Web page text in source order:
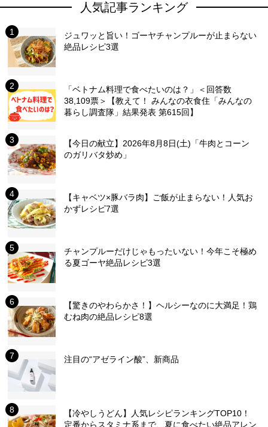
人気記事ランキング
ジュワッと旨い！ゴーヤチャンプルーが止まらない
絶品レシピ3選
「ベトナム料理で食べたいのは？」＜回答数
38,109票＞【教えて！ みんなの衣食住「みんなの
暮らし調査隊」結果発表 第615回】
【今日の献立】2026年8月8日(土)「牛肉とコーン
のガリバタ炒め」
【キャベツ×豚バラ肉】ご飯が止まらない！人気お
かずレシピ7選
チャンプルーだけじゃもったいない！今年こそ極め
る夏ゴーヤ絶品レシピ3選
【驚きのやわらかさ！】ヘルシーなのに大満足！鶏
むね肉の絶品レシピ8選
注目の“アゼライン酸”、新商品
【冷やしうどん】人気レシピランキングTOP10！
定番からスタミナ系まで、夏に食べたい絶品アレン